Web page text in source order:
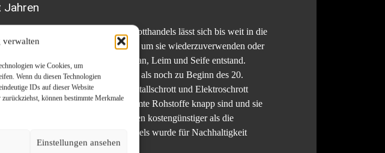
verwalten
wie Cookies, um
Wenn du diesen Technologien
IDs auf dieser Website
können bestimmte Merkmale
Einstellungen ansehen
Jahren
fort. Die Geschichte des Schrotthandels lässt sich bis weit in die
benötigte Dinge einzusammeln, um sie wiederzuverwenden oder
Knochen, aus denen Porzellan, Leim und Seife entstand.
sind andere Dinge gefragt als noch zu Beginn des 20.
ist heute vor allen Dingen an Metallschrott und Elektroschrott
zusammen, dass einerseits bestimmte Rohstoffe knapp sind und sie
Rohstoffen und Sekundärrohstoffen kostengünstiger als die
Geschichte des Schrotthandels wurde für Nachhaltigkeit
verhindert.